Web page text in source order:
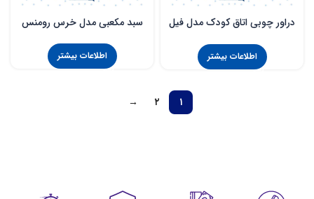
دراور چوبی اتاق کودک مدل فیل
اطلاعات بیشتر
سبد مکعبی مدل خرس رومنس
اطلاعات بیشتر
۱ ۲ →